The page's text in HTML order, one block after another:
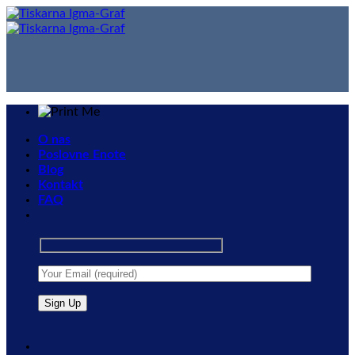
Skip
to
O nas
Poslovne Enote
Blog
Kontakt
FAQ